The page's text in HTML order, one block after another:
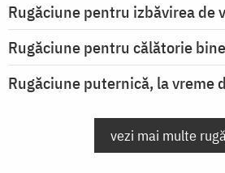
Rugăciune pentru izbăvirea de
Rugăciune pentru călătorie
Rugăciune puternică, la vreme
vezi mai multe